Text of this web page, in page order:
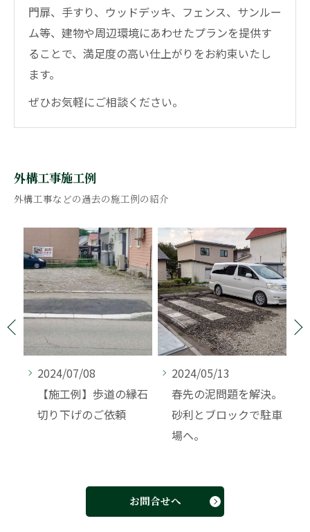
門扉、手すり、ウッドデッキ、フェンス、サンルー
ム等、建物や周辺環境にあわせたプランを提供す
ることで、満足度の高い仕上がりをお約束いたし
ます。
ぜひお気軽にご相談ください。
外構工事施工例
外構工事などの過去の施工例の紹介
2024/07/08
【施工例】歩道の縁石
切り下げのご依頼
2024/05/13
春先の泥問題を解決。
砂利とブロックで駐車
場へ。
お問合せへ